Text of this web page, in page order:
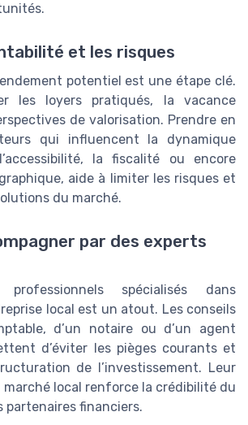
et les risques
potentiel est une étape clé.
les loyers pratiqués, la vacance
de valorisation. Prendre en
qui influencent la dynamique
la fiscalité ou encore
aide à limiter les risques et
du marché.
par des experts
professionnels spécialisés dans
local est un atout. Les conseils
d’un notaire ou d’un agent
d’éviter les pièges courants et
de l’investissement. Leur
marché local renforce la crédibilité du
partenaires financiers.